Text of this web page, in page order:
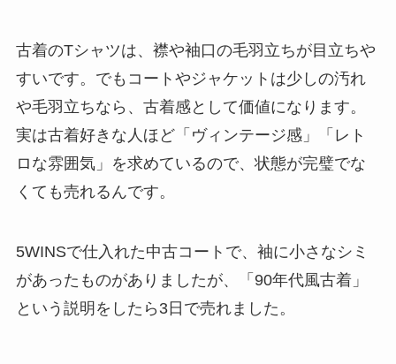
古着のTシャツは、襟や袖口の毛羽立ちが目立ちや
すいです。でもコートやジャケットは少しの汚れ
や毛羽立ちなら、古着感として価値になります。
実は古着好きな人ほど「ヴィンテージ感」「レト
ロな雰囲気」を求めているので、状態が完璧でな
くても売れるんです。
5WINSで仕入れた中古コートで、袖に小さなシミ
があったものがありましたが、「90年代風古着」
という説明をしたら3日で売れました。